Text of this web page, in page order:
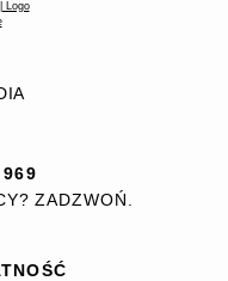
ZADZWOŃ.